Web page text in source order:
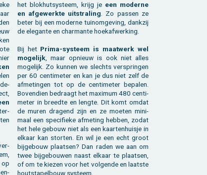
de­
op
het blok­hut­sys­teem, krijg je een mo­der­ne
en af­ge­werk­te uit­stra­ling. Zo pas­sen ze
beter bij een mo­der­ne tuinom­ge­ving, dank­zij
de ele­gan­te en char­man­te hoekaf­wer­king.
Bij het Prima-sys­teem is maat­werk wel
mo­ge­lijk, maar op­nieuw is ook niet alles
mo­ge­lijk. Zo kun­nen we slechts ver­sprin­gen
per 60 cen­ti­me­ter en kan je dus niet zelf de
af­me­tin­gen tot op de cen­ti­me­ter be­pa­len.
Bo­ven­dien be­draagt het maxi­mum 480 cen­ti­
me­ter in breed­te en leng­te. Dit komt omdat
de muren dra­gend zijn en ze moe­ten mi­ni­
maal een spe­ci­fie­ke af­me­ting heb­ben, zodat
het hele ge­bouw niet als een kaar­ten­huis­je in
el­kaar kan stor­ten. En wil je een echt groot
bij­ge­bouw plaat­sen? Dan raden we aan om
twee bij­ge­bou­wen naast el­kaar te plaat­sen,
of om te kie­zen voor het vol­gen­de en laat­ste
hout­sta­pel­bouw sys­teem.